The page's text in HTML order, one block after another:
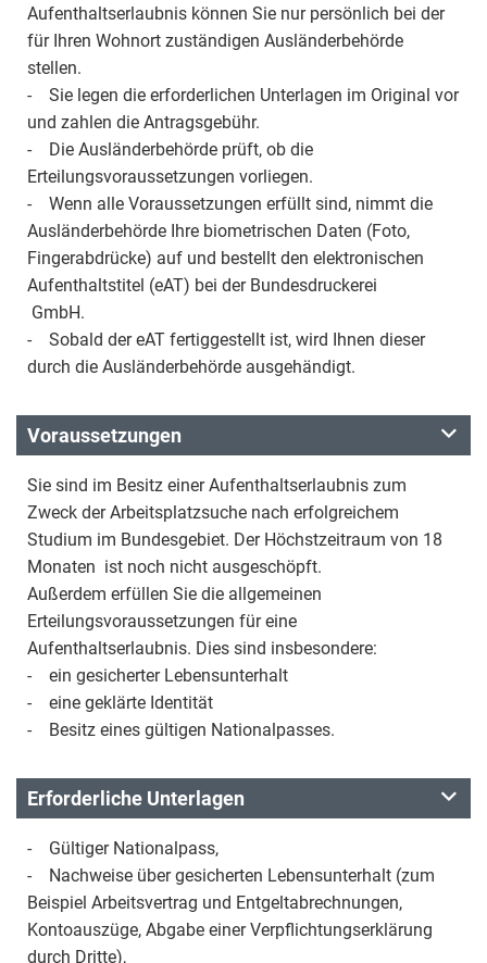
Aufenthaltserlaubnis können Sie nur persönlich bei der
für Ihren Wohnort zuständigen Ausländerbehörde
stellen.
- Sie legen die erforderlichen Unterlagen im Original vor
und zahlen die Antragsgebühr.
- Die Ausländerbehörde prüft, ob die
Erteilungsvoraussetzungen vorliegen.
- Wenn alle Voraussetzungen erfüllt sind, nimmt die
Ausländerbehörde Ihre biometrischen Daten (Foto,
Fingerabdrücke) auf und bestellt den elektronischen
Aufenthaltstitel (eAT) bei der Bundesdruckerei
GmbH.
- Sobald der eAT fertiggestellt ist, wird Ihnen dieser
durch die Ausländerbehörde ausgehändigt.
Voraussetzungen
Sie sind im Besitz einer Aufenthaltserlaubnis zum
Zweck der Arbeitsplatzsuche nach erfolgreichem
Studium im Bundesgebiet. Der Höchstzeitraum von 18
Monaten ist noch nicht ausgeschöpft.
Außerdem erfüllen Sie die allgemeinen
Erteilungsvoraussetzungen für eine
Aufenthaltserlaubnis. Dies sind insbesondere:
- ein gesicherter Lebensunterhalt
- eine geklärte Identität
- Besitz eines gültigen Nationalpasses.
Erforderliche Unterlagen
- Gültiger Nationalpass,
- Nachweise über gesicherten Lebensunterhalt (zum
Beispiel Arbeitsvertrag und Entgeltabrechnungen,
Kontoauszüge, Abgabe einer Verpflichtungserklärung
durch Dritte),